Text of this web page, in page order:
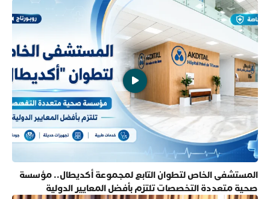
المستشفى الخاص لتطوان التابع لمجموعة أكديطال.. مؤسسة
صحية متعددة التخصصات تلتزم بأفضل المعايير الدولية